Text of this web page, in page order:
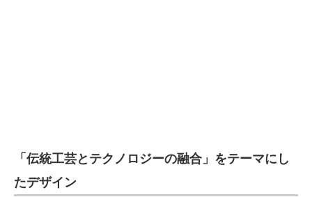
「伝統工芸とテクノロジーの融合」をテーマにし
たデザイン